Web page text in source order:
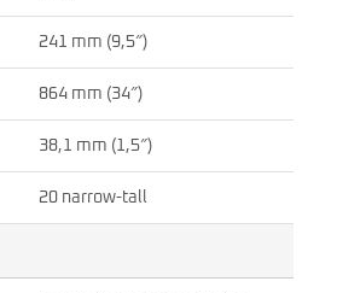
241 mm (9,5″)
864 mm (34″)
38,1 mm (1,5″)
20 narrow-tall